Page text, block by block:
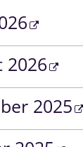
2026
2025